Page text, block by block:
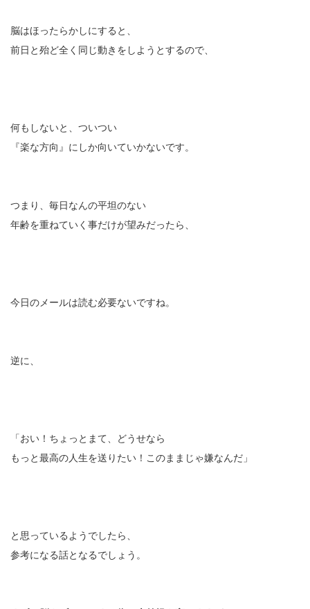
脳はほったらかしにすると、
前日と殆ど全く同じ動きをしようとするので、
何もしないと、ついつい
『楽な方向』にしか向いていかないです。
つまり、毎日なんの平坦のない
年齢を重ねていく事だけが望みだったら、
今日のメールは読む必要ないですね。
逆に、
「おい！ちょっとまて、どうせなら
もっと最高の人生を送りたい！このままじゃ嫌なんだ」
と思っているようでしたら、
参考になる話となるでしょう。